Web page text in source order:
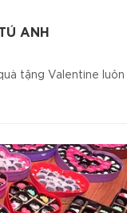
ANH
tặng Valentine luôn